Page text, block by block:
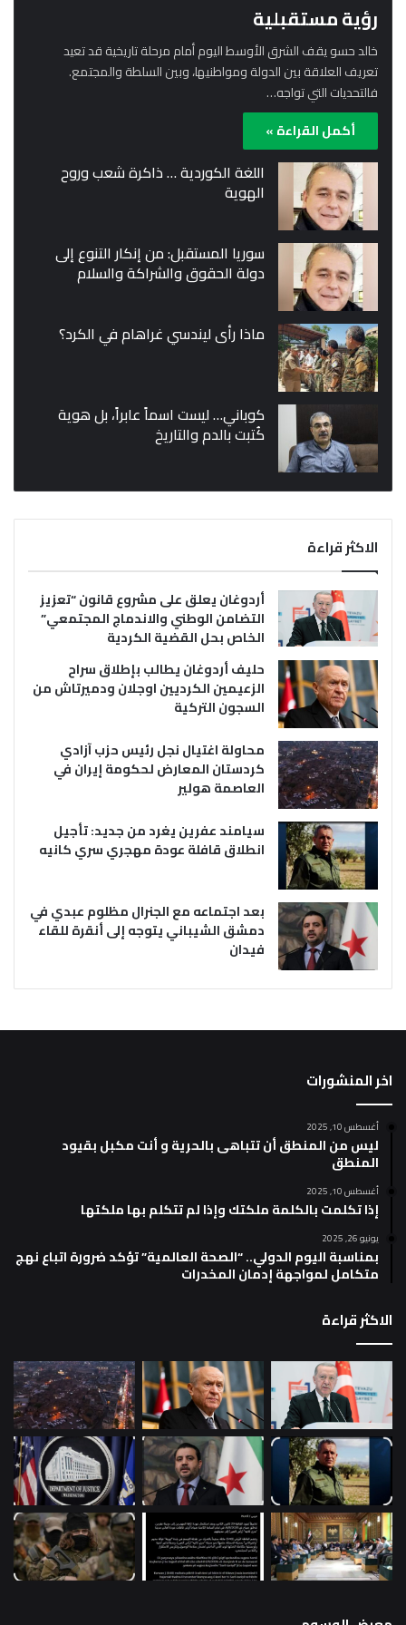
رؤية مستقبلية
خالد حسو يقف الشرق الأوسط اليوم أمام مرحلة تاريخية قد تعيد
تعريف العلاقة بين الدولة ومواطنيها، وبين السلطة والمجتمع.
فالتحديات التي تواجه…
أكمل القراءة »
اللغة الكوردية … ذاكرة شعب وروح
الهوية
سوريا المستقبل: من إنكار التنوع إلى
دولة الحقوق والشراكة والسلام
ماذا رأى ليندسي غراهام في الكرد؟
كوباني… ليست اسماً عابراً، بل هوية
كُتبت بالدم والتاريخ
الاكثر قراءة
أردوغان يعلق على مشروع قانون “تعزيز
التضامن الوطني والاندماج المجتمعي”
الخاص بحل القضية الكردية
حليف أردوغان يطالب بإطلاق سراح
الزعيمين الكرديين اوجلان ودميرتاش من
السجون التركية
محاولة اغتيال نجل رئيس حزب آزادي
كردستان المعارض لحكومة إيران في
العاصمة هولير
سيامند عفرين يغرد من جديد: تأجيل
انطلاق قافلة عودة مهجري سري كانيه
بعد اجتماعه مع الجنرال مظلوم عبدي في
دمشق الشيباني يتوجه إلى أنقرة للقاء
فيدان
اخر المنشورات
أغسطس 10, 2025
ليس من المنطق أن تتباهى بالحرية و أنت مكبل بقيود
المنطق
أغسطس 10, 2025
إذا تكلمت بالكلمة ملكتك وإذا لم تتكلم بها ملكتها
يونيو 26, 2025
بمناسبة اليوم الدولي.. “الصحة العالمية” تؤكد ضرورة اتباع نهج
متكامل لمواجهة إدمان المخدرات
الاكثر قراءة